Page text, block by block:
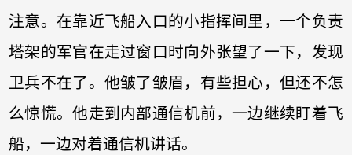
注意。在靠近飞船入口的小指挥间里，一个负责
塔架的军官在走过窗口时向外张望了一下，发现
卫兵不在了。他皱了皱眉，有些担心，但还不怎
么惊慌。他走到内部通信机前，一边继续盯着飞
船，一边对着通信机讲话。